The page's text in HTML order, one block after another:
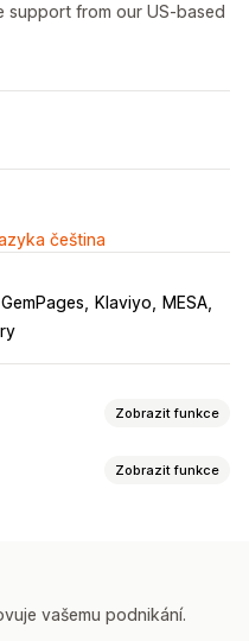
support from our US-based
čeština
GemPages Klaviyo
MESA
Zobrazit funkce
Zobrazit funkce
Mystery boxy
vašemu podnikání.